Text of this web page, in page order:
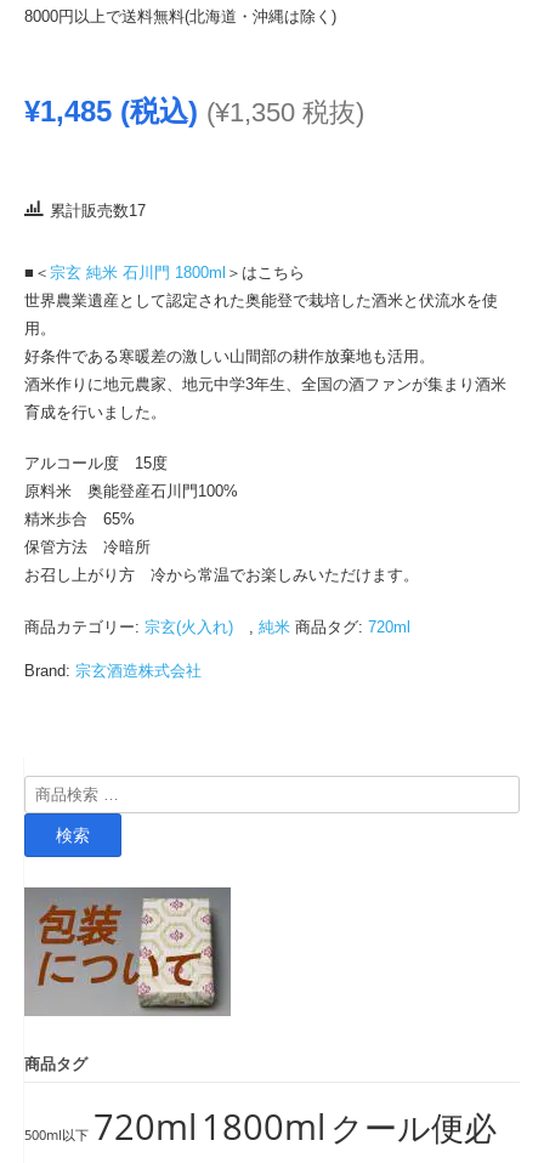
米
720ml
8000円以上で送料無料(北海道・沖縄は除く)
¥1,485 (税込) (¥1,350 税抜)
累計販売数17
■＜ 宗玄 純米 石川門 1800ml ＞はこちら
世界農業遺産として認定された奥能登で栽培した酒米と伏流水を使
用。
好条件である寒暖差の激しい山間部の耕作放棄地も活用。
酒米作りに地元農家、地元中学3年生、全国の酒ファンが集まり酒米
育成を行いました。
アルコール度 15度
原料米 奥能登産石川門100%
精米歩合 65%
保管方法 冷暗所
お召し上がり方 冷から常温でお楽しみいただけます。
商品カテゴリー: 宗玄(火入れ) 純米 商品タグ: 720ml
Brand: 宗玄酒造株式会社
検
索
検索
商品タグ
500ml以下 720ml 1800ml クール便必